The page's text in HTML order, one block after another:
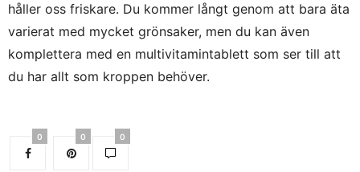
håller oss friskare. Du kommer långt genom att bara äta
varierat med mycket grönsaker, men du kan även
komplettera med en multivitamintablett som ser till att
du har allt som kroppen behöver.
0 0 0